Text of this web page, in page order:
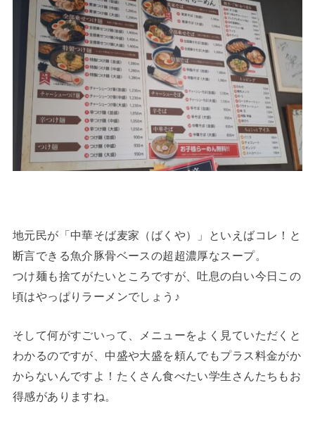
地元民が「中華そば麦家（ばくや）」といえばコレ！と
断言できる魚介豚骨ベースの超超濃厚なスープ。
つけ麺も捨てがたいところですが、吐息の白い今日この
頃はやっぱりラーメンでしょう♪
そして何がすごいって、メニューをよく見ていただくと
わかるのですが、中盛や大盛を頼んでもプラス料金がか
からないんですよ！たくさん食べたい学生さんたちもお
得感がありますね。